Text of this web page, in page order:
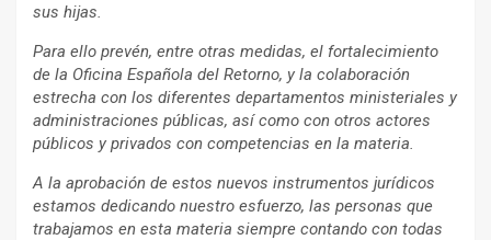
sus hijas.
Para ello prevén, entre otras medidas, el fortalecimiento
de la Oficina Española del Retorno, y la colaboración
estrecha con los diferentes departamentos ministeriales y
administraciones públicas, así como con otros actores
públicos y privados con competencias en la materia.
A la aprobación de estos nuevos instrumentos jurídicos
estamos dedicando nuestro esfuerzo, las personas que
trabajamos en esta materia siempre contando con todas